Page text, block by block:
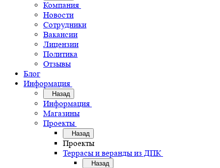
Компания
Новости
Сотрудники
Вакансии
Лицензии
Политика
Отзывы
Блог
Информация
Назад
Информация
Магазины
Проекты
Назад
Проекты
Террасы и веранды из ДПК
Назад